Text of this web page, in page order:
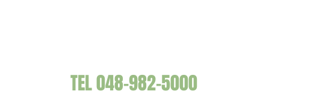
TEL 048-982-5000